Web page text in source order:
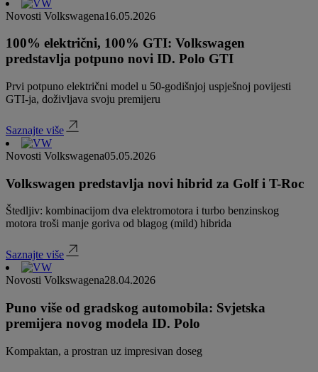
Novosti Volkswagena16.05.2026
100% električni, 100% GTI: Volkswagen
predstavlja potpuno novi ID. Polo GTI
Prvi potpuno električni model u 50-godišnjoj uspješnoj povijesti
GTI-ja, doživljava svoju premijeru
Saznajte više
Novosti Volkswagena05.05.2026
Volkswagen predstavlja novi hibrid za Golf i T-Roc
Štedljiv: kombinacijom dva elektromotora i turbo benzinskog
motora troši manje goriva od blagog (mild) hibrida
Saznajte više
Novosti Volkswagena28.04.2026
Puno više od gradskog automobila: Svjetska
premijera novog modela ID. Polo
Kompaktan, a prostran uz impresivan doseg